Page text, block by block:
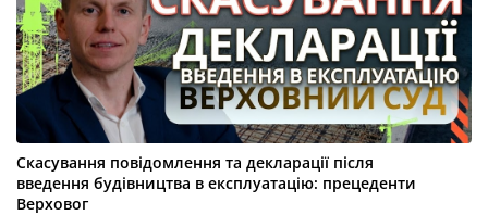
Скасування повідомлення та декларації після
введення будівництва в експлуатацію: прецеденти
Верховог